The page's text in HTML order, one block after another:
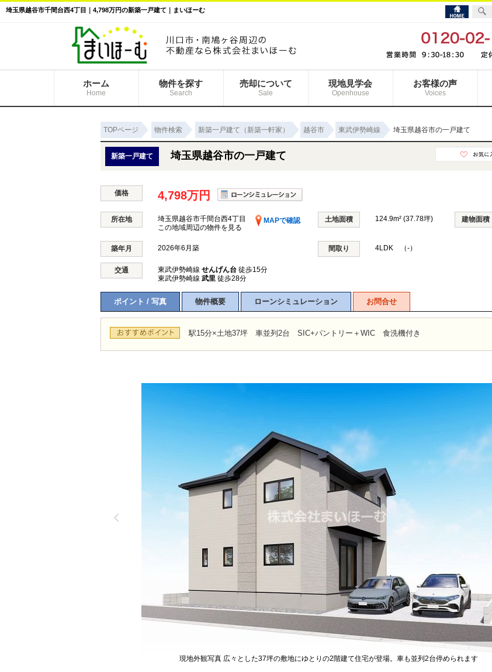
埼玉県越谷市千間台西4丁目｜4,798万円の新築一戸建て｜まいほーむ
ホーム
Home
物件を探す
Search
売却について
Sale
現地見学会
Openhouse
お客様の声
Voices
TOPページ 物件検索 新築一戸建て（新築一軒家） 越谷市 東武伊勢崎線 埼玉県越谷市の一戸建て
新築一戸建て 埼玉県越谷市の一戸建て
価格 4,798万円
所在地 埼玉県越谷市千間台西4丁目
MAPで確認
この地域周辺の物件を見る
土地面積 124.9m² (37.78坪) 建物面積
築年月 2026年6月築 間取り 4LDK （-）
交通 東武伊勢崎線 せんげん台 徒歩15分
東武伊勢崎線 武里 徒歩28分
ポイント / 写真 物件概要 ローンシミュレーション お問合せ
駅15分×土地37坪 車並列2台 SIC+パントリー＋WIC 食洗機付き
現地外観写真 広々とした37坪の敷地にゆとりの2階建て住宅が登場。車も並列2台停められます